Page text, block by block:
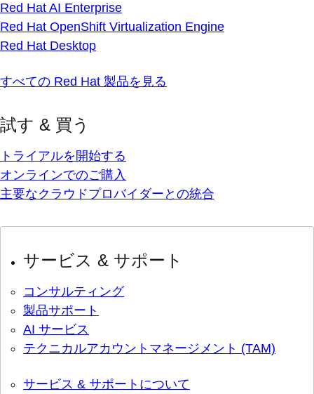
Red Hat AI Enterprise
Red Hat OpenShift Virtualization Engine
Red Hat Desktop
すべての Red Hat 製品を見る
試す & 買う
トライアルを開始する
オンラインでのご購入
主要なクラウドプロバイダーとの統合
サービス & サポート
コンサルティング
製品サポート
AI サービス
テクニカルアカウントマネージメント (TAM)
サービス & サポートについて